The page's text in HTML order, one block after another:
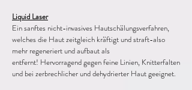
Liquid Laser
Ein sanftes nicht-invasives Hautschälungsverfahren,
welches die Haut zeitgleich kräftigt und straft-also
mehr regeneriert und aufbaut als
entfernt! Hervorragend gegen feine Linien, Knitterfalten
und bei zerbrechlicher und dehydrierter Haut geeignet.